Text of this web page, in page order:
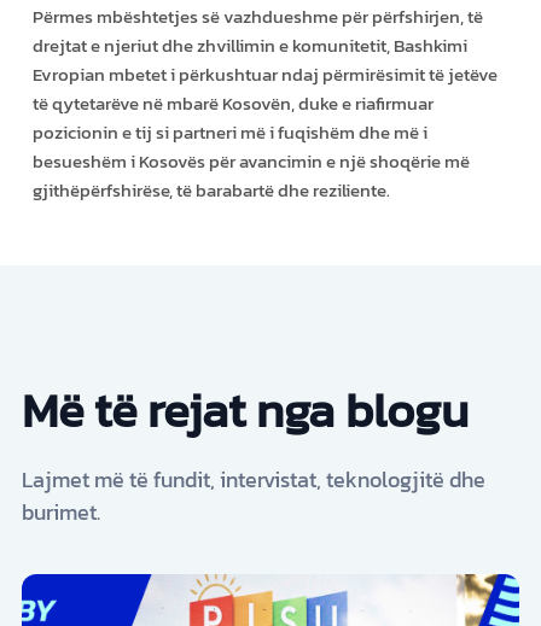
Përmes mbështetjes së vazhdueshme për përfshirjen, të
drejtat e njeriut dhe zhvillimin e komunitetit, Bashkimi
Evropian mbetet i përkushtuar ndaj përmirësimit të jetëve
të qytetarëve në mbarë Kosovën, duke e riafirmuar
pozicionin e tij si partneri më i fuqishëm dhe më i
besueshëm i Kosovës për avancimin e një shoqërie më
gjithëpërfshirëse, të barabartë dhe reziliente.
Më të rejat nga blogu
Lajmet më të fundit, intervistat, teknologjitë dhe
burimet.